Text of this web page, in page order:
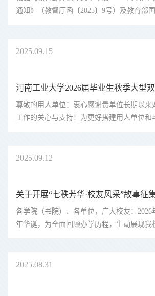
通知》（教督厅函〔2025〕9号）及教育部
工作,公示链接为...
09.15
2025
河南工业大学2026届毕业生秋季大型
尊敬的用人单位：衷心感谢贵单位长期以来
工作的关心与支持！为更好搭建用人单位和
会，届时诚邀贵单位莅...
09.12
2025
关于开展“七秩芳华·校友风采”故事征
各学院（书院）、各单位，广大校友：2026
年华诞，为全面回顾办学历程，生动展现我
累宝贵素材，现决定开...
08.31
2025